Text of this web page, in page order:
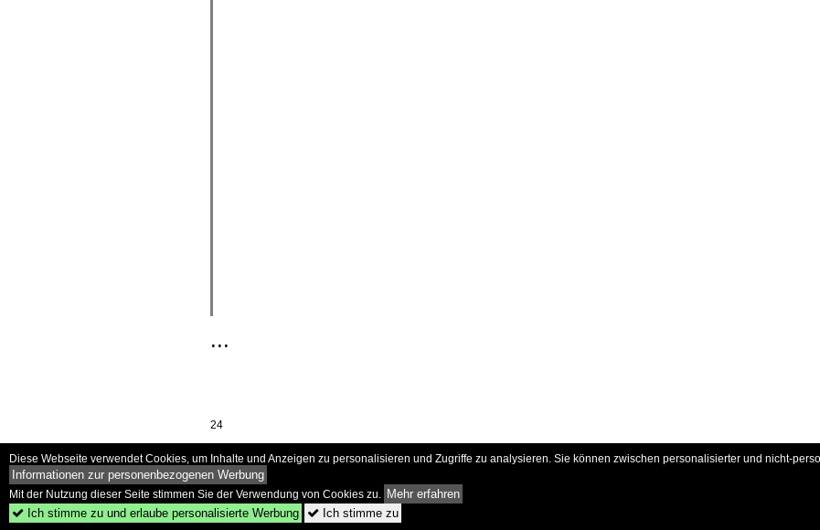
...
24
Diese Webseite verwendet Cookies, um Inhalte und Anzeigen zu personalisieren und Zugriffe zu analysieren. Sie können zwischen personalisierter und nicht-
Informationen zur personenbezogenen Werbung
Mit der Nutzung dieser Seite stimmen Sie der Verwendung von Cookies zu. Mehr erfahren
 Ich stimme zu und erlaube personalisierte Werbung  Ich stimme zu